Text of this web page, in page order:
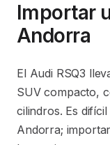
Importar
Andorra
El Audi RSQ3
SUV compacto,
cilindros. Es
Andorra;